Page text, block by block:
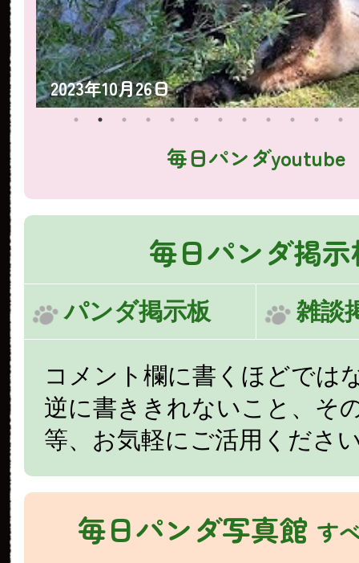
2023年10月25日
毎日パンダyoutube
毎日パンダ掲
パンダ掲示板 雑談
コメント欄に書くほどでは
逆に書ききれないこと、そ
等、お気軽にご活用くださ
毎日パンダ写真館 す